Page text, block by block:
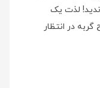
لذت یک
در انتظار